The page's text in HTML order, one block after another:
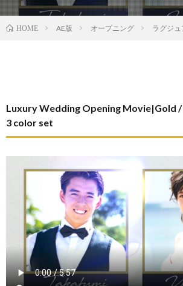
HOME AE版 オープニング ラグジ
Luxury Wedding Opening Movie|Gold
3 color set